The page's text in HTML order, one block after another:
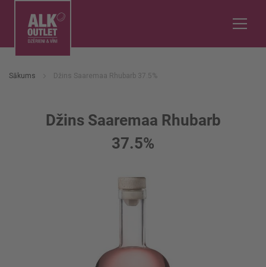
Sākums Džins Saaremaa Rhubarb 37.5%
Džins Saaremaa Rhubarb
37.5%